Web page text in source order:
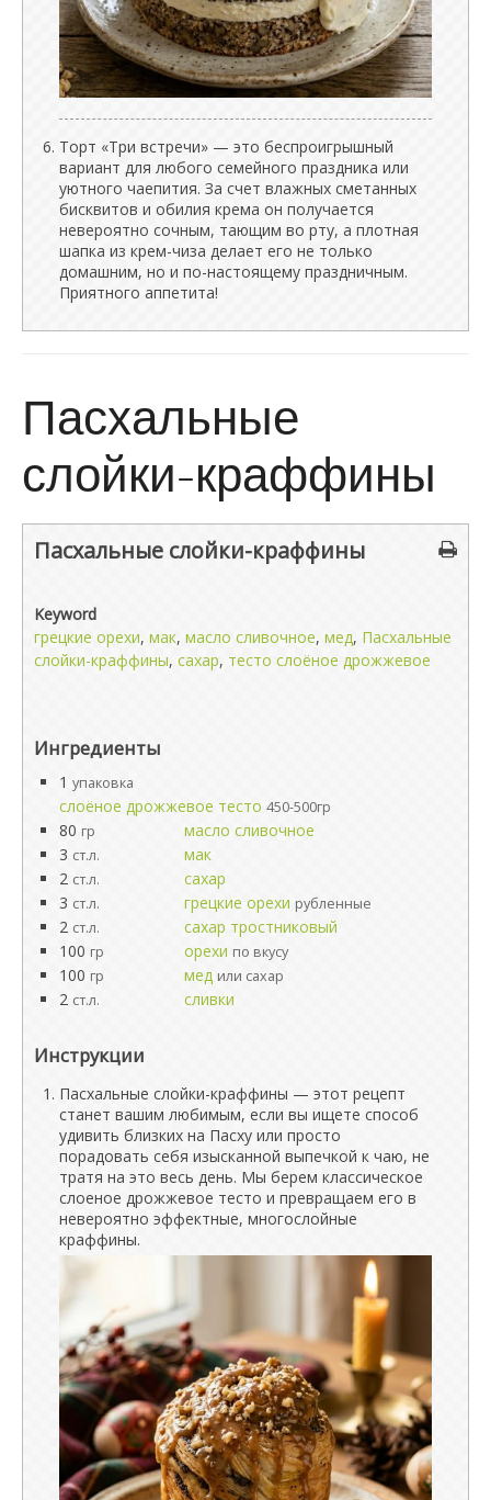
Торт «Три встречи» — это беспроигрышный
вариант для любого семейного праздника или
уютного чаепития. За счет влажных сметанных
бисквитов и обилия крема он получается
невероятно сочным, тающим во рту, а плотная
шапка из крем-чиза делает его не только
домашним, но и по-настоящему праздничным.
Приятного аппетита!
Пасхальные
слойки-краффины
Пасхальные слойки-краффины
Keyword
грецкие орехи, мак, масло сливочное, мед, Пасхальные
слойки-краффины, сахар, тесто слоёное дрожжевое
Ингредиенты
1 упаковка
слоёное дрожжевое тесто 450-500гр
80 гр
масло сливочное
3 ст.л.
мак
2 ст.л.
сахар
3 ст.л. грецкие орехи рубленные
2 ст.л.
сахар тростниковый
100 гр орехи по вкусу
100 гр мед или сахар
2 ст.л. сливки
Инструкции
Пасхальные слойки-краффины — этот рецепт
станет вашим любимым, если вы ищете способ
удивить близких на Пасху или просто
порадовать себя изысканной выпечкой к чаю, не
тратя на это весь день. Мы берем классическое
слоеное дрожжевое тесто и превращаем его в
невероятно эффектные, многослойные
краффины.